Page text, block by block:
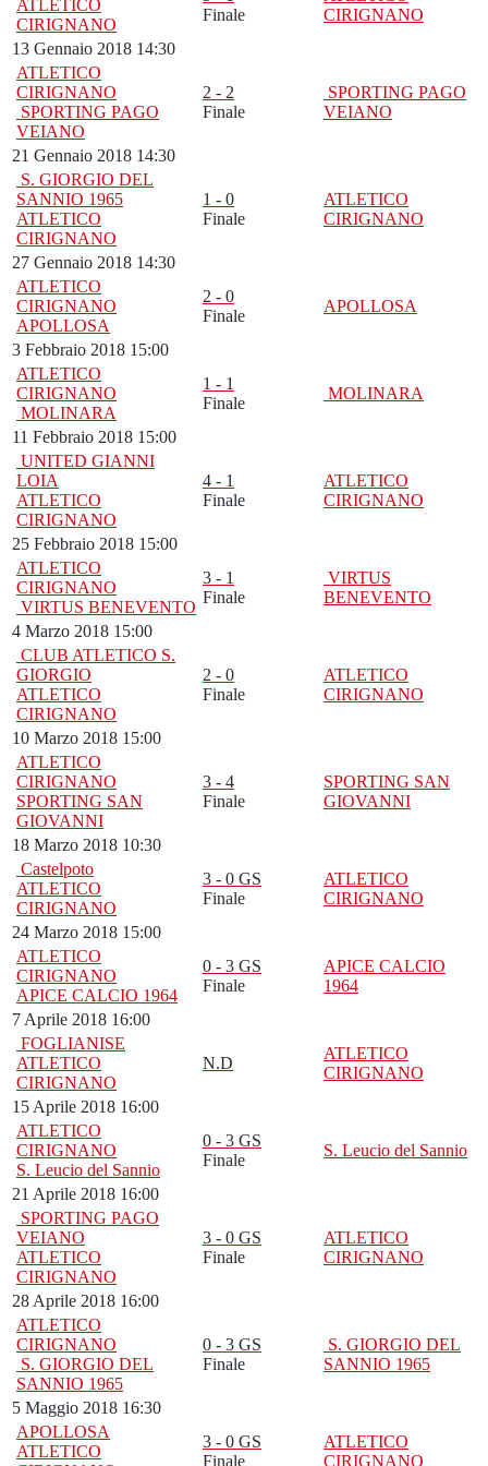
ATLETICO
CIRIGNANO
Finale
CIRIGNANO
13 Gennaio 2018 14:30
ATLETICO
CIRIGNANO
SPORTING PAGO
VEIANO
2 - 2
Finale
SPORTING PAGO
VEIANO
21 Gennaio 2018 14:30
S. GIORGIO DEL
SANNIO 1965
ATLETICO
CIRIGNANO
1 - 0
Finale
ATLETICO
CIRIGNANO
27 Gennaio 2018 14:30
ATLETICO
CIRIGNANO
APOLLOSA
2 - 0
Finale
APOLLOSA
3 Febbraio 2018 15:00
ATLETICO
CIRIGNANO
MOLINARA
1 - 1
Finale
MOLINARA
11 Febbraio 2018 15:00
UNITED GIANNI
LOIA
ATLETICO
CIRIGNANO
4 - 1
Finale
ATLETICO
CIRIGNANO
25 Febbraio 2018 15:00
ATLETICO
CIRIGNANO
VIRTUS BENEVENTO
3 - 1
Finale
VIRTUS
BENEVENTO
4 Marzo 2018 15:00
CLUB ATLETICO S.
GIORGIO
ATLETICO
CIRIGNANO
2 - 0
Finale
ATLETICO
CIRIGNANO
10 Marzo 2018 15:00
ATLETICO
CIRIGNANO
SPORTING SAN
GIOVANNI
3 - 4
Finale
SPORTING SAN
GIOVANNI
18 Marzo 2018 10:30
Castelpoto
ATLETICO
CIRIGNANO
3 - 0 GS
Finale
ATLETICO
CIRIGNANO
24 Marzo 2018 15:00
ATLETICO
CIRIGNANO
APICE CALCIO 1964
0 - 3 GS
Finale
APICE CALCIO
1964
7 Aprile 2018 16:00
FOGLIANISE
ATLETICO
CIRIGNANO
N.D
ATLETICO
CIRIGNANO
15 Aprile 2018 16:00
ATLETICO
CIRIGNANO
S. Leucio del Sannio
0 - 3 GS
Finale
S. Leucio del Sannio
21 Aprile 2018 16:00
SPORTING PAGO
VEIANO
ATLETICO
CIRIGNANO
3 - 0 GS
Finale
ATLETICO
CIRIGNANO
28 Aprile 2018 16:00
ATLETICO
CIRIGNANO
S. GIORGIO DEL
SANNIO 1965
0 - 3 GS
Finale
S. GIORGIO DEL
SANNIO 1965
5 Maggio 2018 16:30
APOLLOSA
ATLETICO
3 - 0 GS
Finale
ATLETICO
CIRIGNANO